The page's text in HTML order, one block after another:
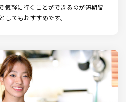
気軽に⾏くことができるのが短期留
してもおすすめです。